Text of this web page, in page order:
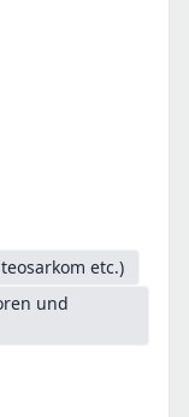
etc.)
und